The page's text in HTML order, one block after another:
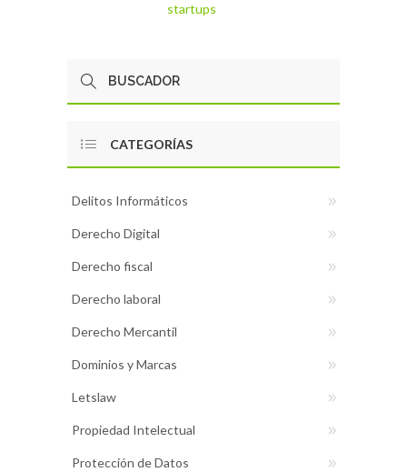
startups
CATEGORÍAS
Delitos Informáticos
Derecho Digital
Derecho fiscal
Derecho laboral
Derecho Mercantil
Dominios y Marcas
Letslaw
Propiedad Intelectual
Protección de Datos